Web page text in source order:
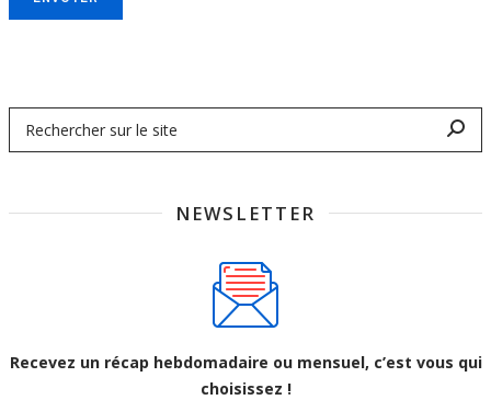
NEWSLETTER
Recevez un récap hebdomadaire ou mensuel, c’est vous qui
choisissez !